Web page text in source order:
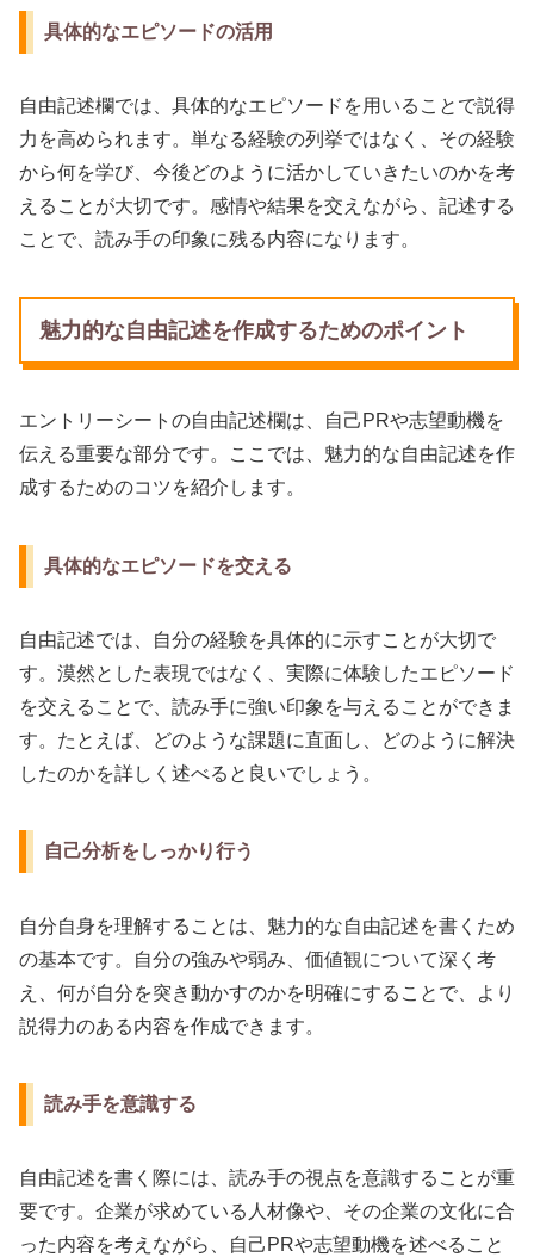
具体的なエピソードの活用
自由記述欄では、具体的なエピソードを用いることで説得
力を高められます。単なる経験の列挙ではなく、その経験
から何を学び、今後どのように活かしていきたいのかを考
えることが大切です。感情や結果を交えながら、記述する
ことで、読み手の印象に残る内容になります。
魅力的な自由記述を作成するためのポイント
エントリーシートの自由記述欄は、自己PRや志望動機を
伝える重要な部分です。ここでは、魅力的な自由記述を作
成するためのコツを紹介します。
具体的なエピソードを交える
自由記述では、自分の経験を具体的に示すことが大切で
す。漠然とした表現ではなく、実際に体験したエピソード
を交えることで、読み手に強い印象を与えることができま
す。たとえば、どのような課題に直面し、どのように解決
したのかを詳しく述べると良いでしょう。
自己分析をしっかり行う
自分自身を理解することは、魅力的な自由記述を書くため
の基本です。自分の強みや弱み、価値観について深く考
え、何が自分を突き動かすのかを明確にすることで、より
説得力のある内容を作成できます。
読み手を意識する
自由記述を書く際には、読み手の視点を意識することが重
要です。企業が求めている人材像や、その企業の文化に合
った内容を考えながら、自己PRや志望動機を述べること